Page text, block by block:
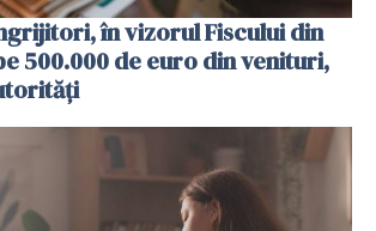
în vizorul Fiscului din
500.000 de euro din venituri,